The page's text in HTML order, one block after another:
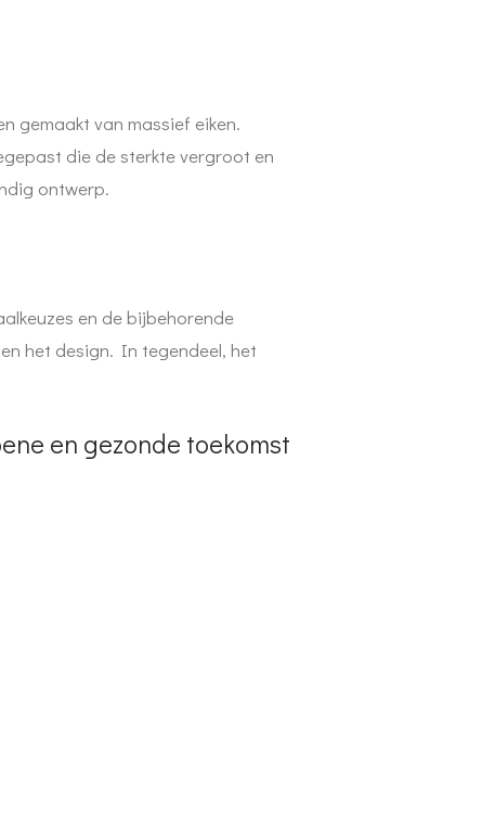
gemaakt van massief eiken.
die de sterkte vergroot en
ontwerp.
en de bijbehorende
het design. In tegendeel, het
en gezonde toekomst